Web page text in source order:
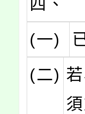
四、
(一)
(二)